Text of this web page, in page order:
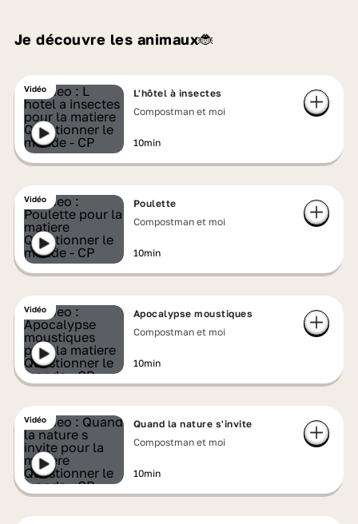
Je découvre les animaux🐞
Vidéo
L'hôtel à insectes
Compostman et moi
10min
Vidéo
Poulette
Compostman et moi
10min
Vidéo
Apocalypse moustiques
Compostman et moi
10min
Vidéo
Quand la nature s'invite
Compostman et moi
10min